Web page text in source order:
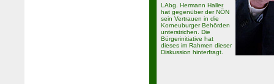
LAbg. Hermann Haller
hat gegenüber der NÖN
sein Vertrauen in die
Korneuburger Behörden
unterstrichen. Die
Bürgerinitiative hat
dieses im Rahmen dieser
Diskussion hinterfragt.